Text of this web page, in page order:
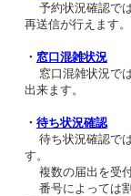
交付状況確認
メール通知登録
予約状況確認で
再送信が行えます。
・ 窓口混雑状況
窓口混雑状況で
出来ます。
・ 待ち状況確認
待ち状況確認で
す。
複数の届出を受付
番号によっては